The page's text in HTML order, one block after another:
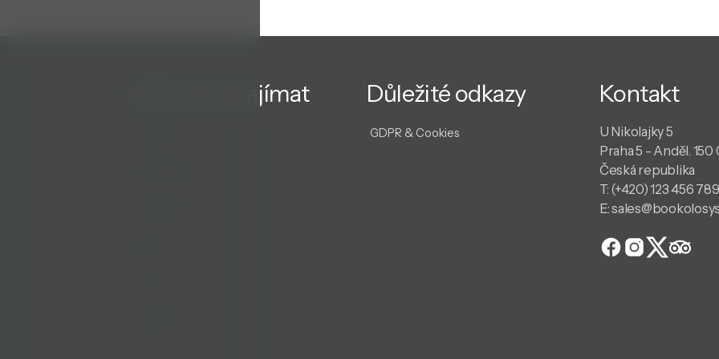
Může Vás zajímat Důležité odkazy
GDPR & Cookies
Kontakt
U Nikolajky 5
Praha 5 - Anděl. 150
Česká republika
T: (+420) 123 456 789
E: